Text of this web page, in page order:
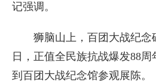
记强调。
狮脑山上，百团大战纪念
日，正值全民族抗战爆发88
到百团大战纪念馆参观展陈。